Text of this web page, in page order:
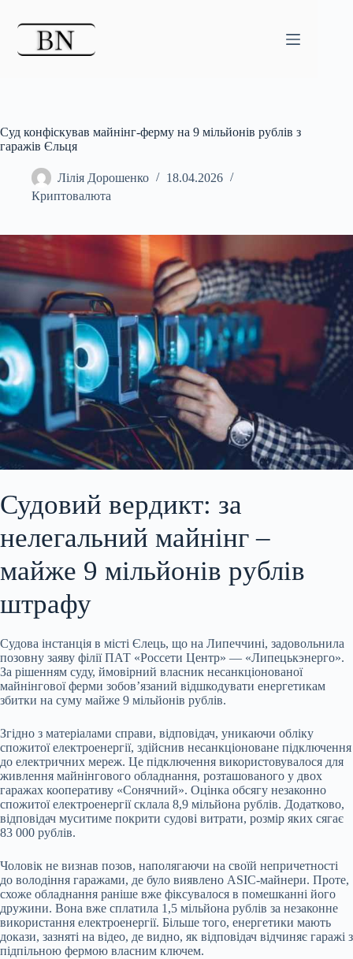
Суд конфіскував майнінг-ферму на 9 мільйонів рублів з
гаражів Єльця
Лілія Дорошенко
18.04.2026
Криптовалюта
Судовий вердикт: за
нелегальний майнінг –
майже 9 мільйонів рублів
штрафу
Судова інстанція в місті Єлець, що на Липеччині, задовольнила
позовну заяву філії ПАТ «Россети Центр» — «Липецькэнерго».
За рішенням суду, ймовірний власник несанкціонованої
майнінгової ферми зобов’язаний відшкодувати енергетикам
збитки на суму майже 9 мільйонів рублів.
Згідно з матеріалами справи, відповідач, уникаючи обліку
спожитої електроенергії, здійснив несанкціоноване підключення
до електричних мереж. Це підключення використовувалося для
живлення майнінгового обладнання, розташованого у двох
гаражах кооперативу «Сонячний». Оцінка обсягу незаконно
спожитої електроенергії склала 8,9 мільйона рублів. Додатково,
відповідач муситиме покрити судові витрати, розмір яких сягає
83 000 рублів.
Чоловік не визнав позов, наполягаючи на своїй непричетності
до володіння гаражами, де було виявлено ASIC-майнери. Проте,
схоже обладнання раніше вже фіксувалося в помешканні його
дружини. Вона вже сплатила 1,5 мільйона рублів за незаконне
використання електроенергії. Більше того, енергетики мають
докази, зазняті на відео, де видно, як відповідач відчиняє гаражі з
підпільною фермою власним ключем.